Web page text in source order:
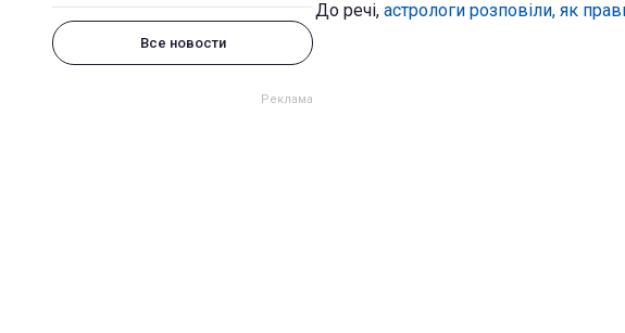
Все новости
До речі, астрологи розповіли, як